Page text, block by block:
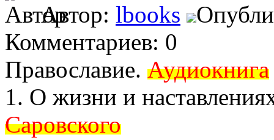
Автор: lbooks
Комментариев: 0
Православие. Аудиокнига
1. О жизни и
Саровского